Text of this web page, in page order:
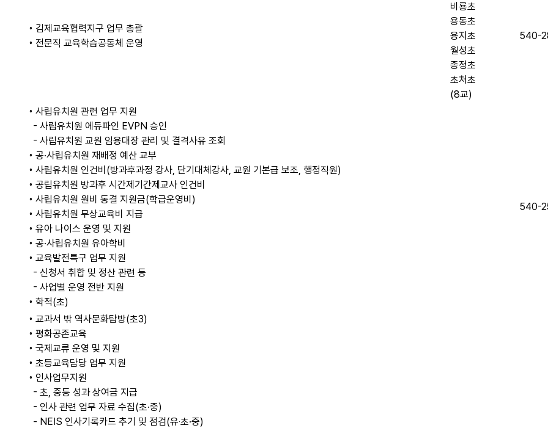
◦ 김제교육협력지구 업무 총괄
◦ 전문직 교육학습공동체 운영
비룡초
용동초
용지초
월성초
종정초
초처초
(8교)
540-
◦ 사립유치원 관련 업무 지원
- 사립유치원 에듀파인 EVPN 승인
- 사립유치원 교원 임용대장 관리 및 결격사유 조회
◦ 공·사립유치원 재배정 예산 교부
◦ 사립유치원 인건비(방과후과정 강사, 단기대체강사, 교원 기본급 보조, 행정직원)
◦ 공립유치원 방과후 시간제기간제교사 인건비
◦ 사립유치원 원비 동결 지원금(학급운영비)
◦ 사립유치원 무상교육비 지급
◦ 유아 나이스 운영 및 지원
◦ 공·사립유치원 유아학비
◦ 교육발전특구 업무 지원
- 신청서 취합 및 정산 관련 등
- 사업별 운영 전반 지원
◦ 학적(초)
540-
◦ 교과서 밖 역사문화탐방(초3)
◦ 평화공존교육
◦ 국제교류 운영 및 지원
◦ 초등교육담당 업무 지원
◦ 인사업무지원
- 초, 중등 성과 상여금 지급
- 인사 관련 업무 자료 수집(초·중)
- NEIS 인사기록카드 추기 및 점검(유‧초·중)